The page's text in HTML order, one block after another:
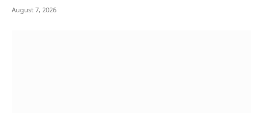
August 7, 2026